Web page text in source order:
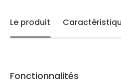
Le produit
Fonctionnalités